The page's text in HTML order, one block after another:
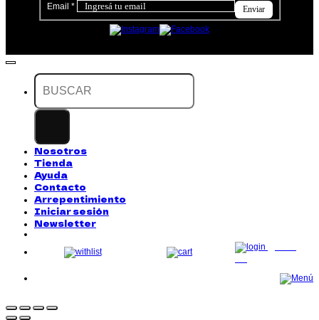
Email * Enviar
Buscar
por:
Nosotros
Tienda
Ayuda
Contacto
Arrepentimiento
Iniciar sesión
Newsletter